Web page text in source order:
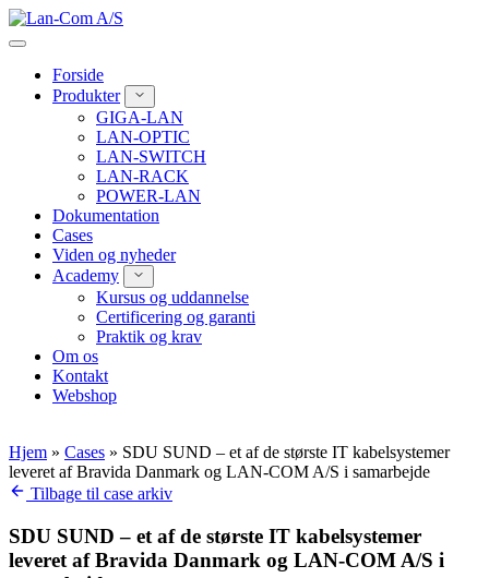
Spring
til
Forside
Produkter
GIGA-LAN
LAN-OPTIC
LAN-SWITCH
LAN-RACK
POWER-LAN
Dokumentation
Cases
Viden og nyheder
Academy
Kursus og uddannelse
Certificering og garanti
Praktik og krav
Om os
Kontakt
Webshop
Hjem » Cases » SDU SUND – et af de største IT kabelsystemer
leveret af Bravida Danmark og LAN-COM A/S i samarbejde
Tilbage til case arkiv
SDU SUND – et af de største IT kabelsystemer
leveret af Bravida Danmark og LAN-COM A/S i